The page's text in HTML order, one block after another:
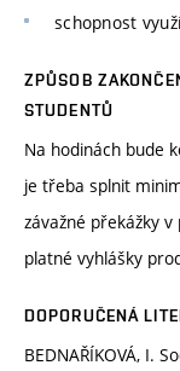
schopnost
ZPŮSOB
STUDENTŮ
Na hodinách bude
je třeba splnit
závažné překážky
platné vyhlášky
DOPORUČENÁ
BEDNAŘÍKOVÁ, I.